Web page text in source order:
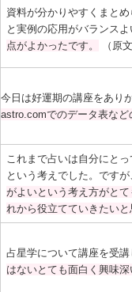
資料が分かりやすくまと
と実例の応用がバランス
点がよかったです。
（原
今日は好運期の講座をあり
astro.comでのデータ表な
これまで占いは自分にと
という考えでした。です
がよいという考え方がと
れから役立てていきたい
占星学について講座を受
はないとても面白く興味深